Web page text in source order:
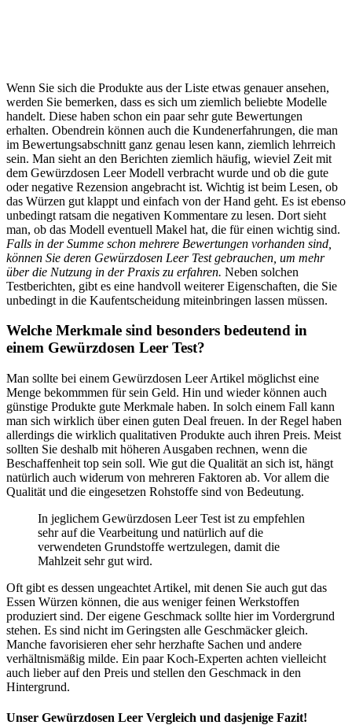
Wenn Sie sich die Produkte aus der Liste etwas genauer ansehen,
werden Sie bemerken, dass es sich um ziemlich beliebte Modelle
handelt. Diese haben schon ein paar sehr gute Bewertungen
erhalten. Obendrein können auch die Kundenerfahrungen, die man
im Bewertungsabschnitt ganz genau lesen kann, ziemlich lehrreich
sein. Man sieht an den Berichten ziemlich häufig, wieviel Zeit mit
dem Gewürzdosen Leer Modell verbracht wurde und ob die gute
oder negative Rezension angebracht ist. Wichtig ist beim Lesen, ob
das Würzen gut klappt und einfach von der Hand geht. Es ist ebenso
unbedingt ratsam die negativen Kommentare zu lesen. Dort sieht
man, ob das Modell eventuell Makel hat, die für einen wichtig sind.
Falls in der Summe schon mehrere Bewertungen vorhanden sind,
können Sie deren Gewürzdosen Leer Test gebrauchen, um mehr
über die Nutzung in der Praxis zu erfahren. Neben solchen
Testberichten, gibt es eine handvoll weiterer Eigenschaften, die Sie
unbedingt in die Kaufentscheidung miteinbringen lassen müssen.
Welche Merkmale sind besonders bedeutend in
einem Gewürzdosen Leer Test?
Man sollte bei einem Gewürzdosen Leer Artikel möglichst eine
Menge bekommmen für sein Geld. Hin und wieder können auch
günstige Produkte gute Merkmale haben. In solch einem Fall kann
man sich wirklich über einen guten Deal freuen. In der Regel haben
allerdings die wirklich qualitativen Produkte auch ihren Preis. Meist
sollten Sie deshalb mit höheren Ausgaben rechnen, wenn die
Beschaffenheit top sein soll. Wie gut die Qualität an sich ist, hängt
natürlich auch widerum von mehreren Faktoren ab. Vor allem die
Qualität und die eingesetzen Rohstoffe sind von Bedeutung.
In jeglichem Gewürzdosen Leer Test ist zu empfehlen
sehr auf die Vearbeitung und natürlich auf die
verwendeten Grundstoffe wertzulegen, damit die
Mahlzeit sehr gut wird.
Oft gibt es dessen ungeachtet Artikel, mit denen Sie auch gut das
Essen Würzen können, die aus weniger feinen Werkstoffen
produziert sind. Der eigene Geschmack sollte hier im Vordergrund
stehen. Es sind nicht im Geringsten alle Geschmäcker gleich.
Manche favorisieren eher sehr herzhafte Sachen und andere
verhältnismäßig milde. Ein paar Koch-Experten achten vielleicht
auch lieber auf den Preis und stellen den Geschmack in den
Hintergrund.
Unser Gewürzdosen Leer Vergleich und dasjenige Fazit!